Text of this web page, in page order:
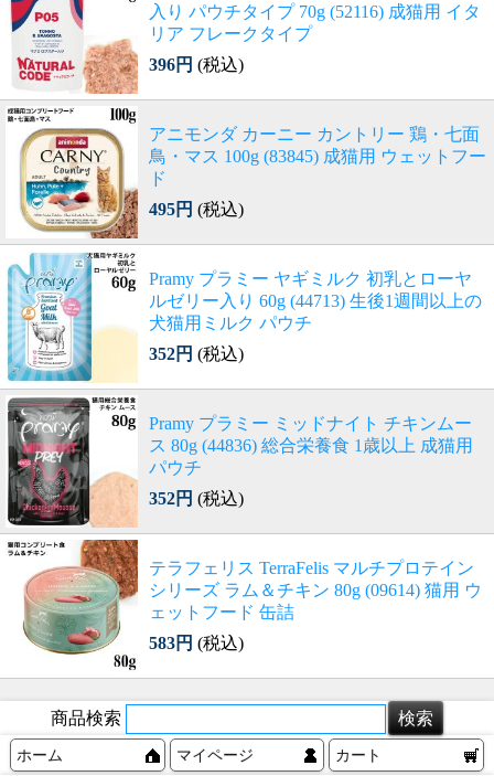
入り パウチタイプ 70g (52116) 成猫用 イタ
リア フレークタイプ
396円 (税込)
アニモンダ カーニー カントリー 鶏・七面
鳥・マス 100g (83845) 成猫用 ウェットフー
ド
495円 (税込)
Pramy プラミー ヤギミルク 初乳とローヤ
ルゼリー入り 60g (44713) 生後1週間以上の
犬猫用ミルク パウチ
352円 (税込)
Pramy プラミー ミッドナイト チキンムー
ス 80g (44836) 総合栄養食 1歳以上 成猫用
パウチ
352円 (税込)
テラフェリス TerraFelis マルチプロテイン
シリーズ ラム＆チキン 80g (09614) 猫用 ウ
ェットフード 缶詰
583円 (税込)
商品検索
ホーム マイページ カート